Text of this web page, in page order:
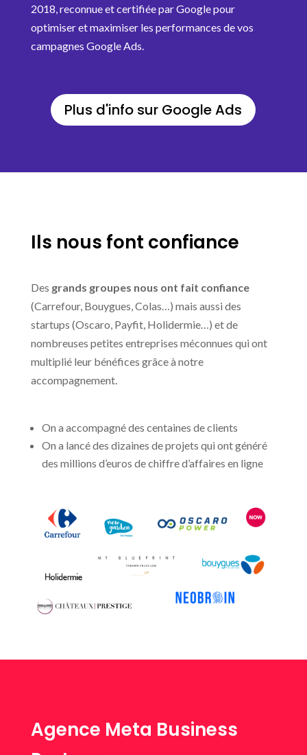
2018, reconnue et certifiée par Google pour
optimiser et maximiser les performances de vos
campagnes Google Ads.
Plus d'info sur Google Ads
Ils nous font confiance
Des grands groupes nous ont fait confiance
(Carrefour, Bouygues, Colas…) mais aussi des
startups (Oscaro, Payfit, Holidermie…) et de
nombreuses petites entreprises méconnues qui ont
multiplié leur bénéfices grâce à notre
accompagnement.
On a accompagné des centaines de clients
On a lancé des dizaines de projets qui ont généré
des millions d’euros de chiffre d’affaires en ligne
Agence Meta Business